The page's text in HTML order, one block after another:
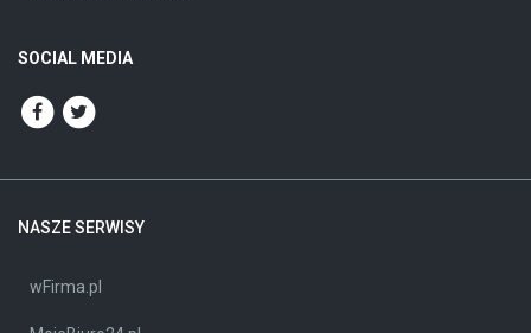
SOCIAL MEDIA
NASZE SERWISY
wFirma.pl